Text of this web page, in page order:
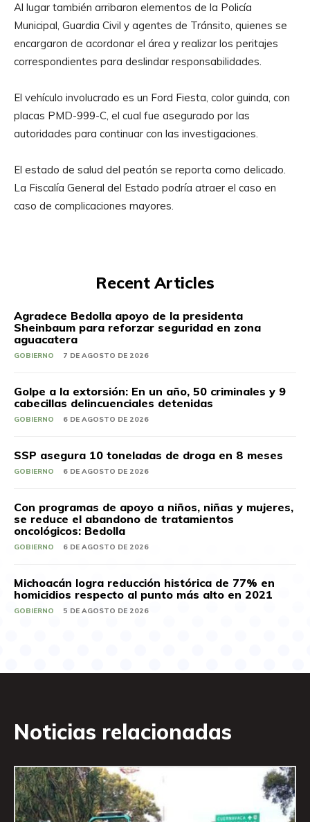
Al lugar también arribaron elementos de la Policía
Municipal, Guardia Civil y agentes de Tránsito, quienes se
encargaron de acordonar el área y realizar los peritajes
correspondientes para deslindar responsabilidades.
El vehículo involucrado es un Ford Fiesta, color guinda, con
placas PMD-999-C, el cual fue asegurado por las
autoridades para continuar con las investigaciones.
El estado de salud del peatón se reporta como delicado.
La Fiscalía General del Estado podría atraer el caso en
caso de complicaciones mayores.
Recent Articles
Agradece Bedolla apoyo de la presidenta
Sheinbaum para reforzar seguridad en zona
aguacatera
GOBIERNO 7 DE AGOSTO DE 2026
Golpe a la extorsión: En un año, 50 criminales y 9
cabecillas delincuenciales detenidas
GOBIERNO 6 DE AGOSTO DE 2026
SSP asegura 10 toneladas de droga en 8 meses
GOBIERNO 6 DE AGOSTO DE 2026
Con programas de apoyo a niños, niñas y mujeres,
se reduce el abandono de tratamientos
oncológicos: Bedolla
GOBIERNO 6 DE AGOSTO DE 2026
Michoacán logra reducción histórica de 77% en
homicidios respecto al punto más alto en 2021
GOBIERNO 5 DE AGOSTO DE 2026
Noticias relacionadas